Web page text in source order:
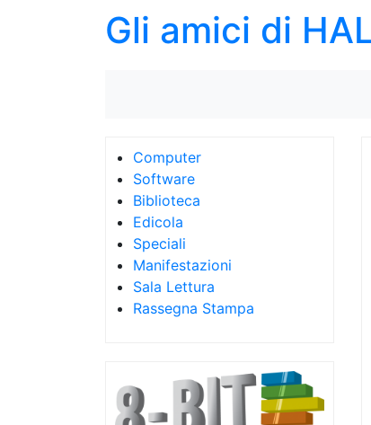
Gli amici di
Computer
Software
Biblioteca
Edicola
Speciali
Manifestazioni
Sala Lettura
Rassegna Stampa